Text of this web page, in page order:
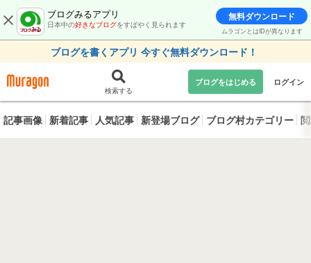
ブログみるアプリ
日本中の好きなブログをすばやく見られます
無料ダウンロード
ムラゴンとはIDが異なります
ブログを書くアプリ 今すぐ無料ダウンロード！
検索する
ブログをはじめる ログイン
記事画像 新着記事 人気記事 新登場ブログ ブログ村カテゴリー